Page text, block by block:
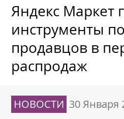
Яндекс Маркет
инструменты
продавцов в
распродаж
НОВОСТИ 30 Января